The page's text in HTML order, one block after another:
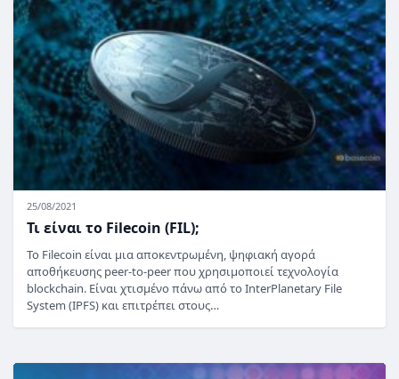
25/08/2021
Τι είναι το Filecoin (FIL);
Το Filecoin είναι μια αποκεντρωμένη, ψηφιακή αγορά
αποθήκευσης peer-to-peer που χρησιμοποιεί τεχνολογία
blockchain. Είναι χτισμένο πάνω από το InterPlanetary File
System (IPFS) και επιτρέπει στους…